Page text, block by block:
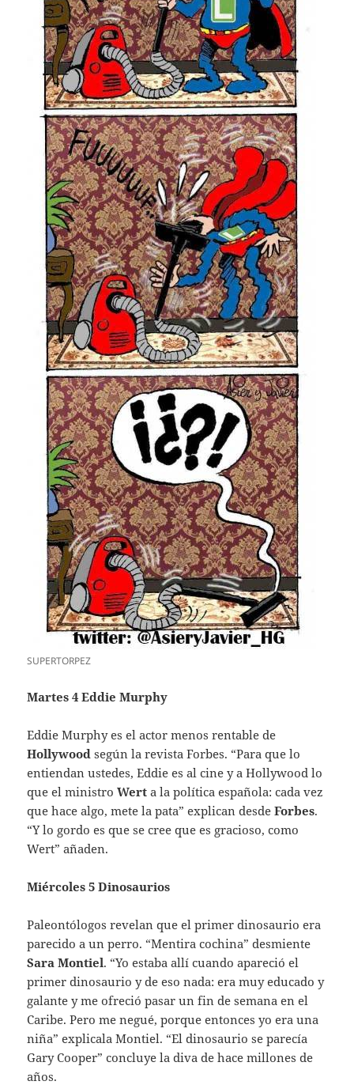
SUPERTORPEZ
Martes 4 Eddie Murphy
Eddie Murphy es el actor menos rentable de
Hollywood según la revista Forbes. “Para que lo
entiendan ustedes, Eddie es al cine y a Hollywood lo
que el ministroWerta la política española: cada vez
que hace algo, mete la pata” explican desdeForbes.
“Y lo gordo es que se cree que es gracioso, como
Wert” añaden.
Miércoles 5 Dinosaurios
Paleontólogos revelan que el primer dinosaurio era
parecido a un perro. “Mentira cochina” desmiente
Sara Montiel. “Yo estaba allí cuando apareció el
primer dinosaurio y de eso nada: era muy educado y
galante y me ofreció pasar un fin de semana en el
Caribe. Pero me negué, porque entonces yo era una
niña” explicala Montiel. “El dinosaurio se parecía
Gary Cooper” concluye la diva de hace millones de
años.